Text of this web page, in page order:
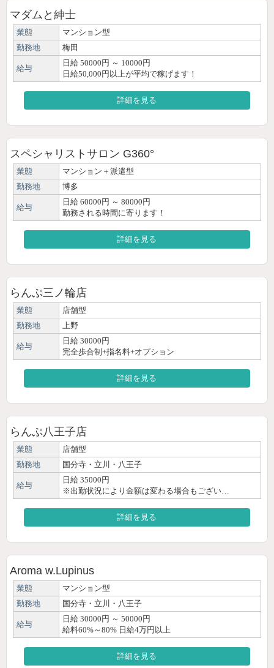
マダムと紳士
業態
マンション型
勤務地
梅田
給与
日給 50000円 ～ 10000円
日給50,000円以上が平均で稼げます！
詳細を見る
スペシャリストサロン G360°
業態
マンション＋派遣型
勤務地
博多
給与
日給 60000円 ～ 80000円
勤務される時間に寄ります！
詳細を見る
らんぷ三ノ輪店
業態
店舗型
勤務地
上野
給与
日給 30000円
完全歩合制+指名料+オプション
詳細を見る
らんぷ八王子店
業態
店舗型
勤務地
国分寺・立川・八王子
給与
日給 35000円
※出勤状況により金額は変わる場合もござい…
詳細を見る
Aroma w.Lupinus
業態
マンション型
勤務地
国分寺・立川・八王子
給与
日給 30000円 ～ 50000円
給料60%～80% 日給4万円以上
詳細を見る